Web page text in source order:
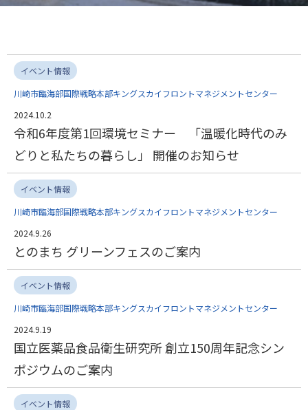
イベント情報
川崎市臨海部国際戦略本部キングスカイフロントマネジメントセンター
2024.10.2
令和6年度第1回環境セミナー 「温暖化時代のみ
どりと私たちの暮らし」 開催のお知らせ
イベント情報
川崎市臨海部国際戦略本部キングスカイフロントマネジメントセンター
2024.9.26
とのまち グリーンフェスのご案内
イベント情報
川崎市臨海部国際戦略本部キングスカイフロントマネジメントセンター
2024.9.19
国立医薬品食品衛生研究所 創立150周年記念シン
ポジウムのご案内
イベント情報